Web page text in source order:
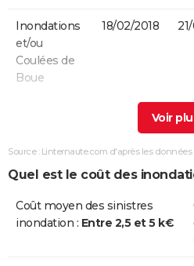
Inondations
et/ou
Coulées de
Boue
18/02/2018
Coulées de
25/02/2015
Remontée
Nappe
Source : Linternaute.com d'après les données
Quel est le coût des
Coût moyen des sinistres
inondation : Entre 2,5 et 5 k€